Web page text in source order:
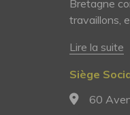
Bretagne
travaillons,
Lire la suite
Siège
60